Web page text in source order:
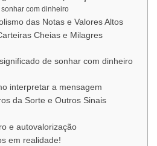
com dinheiro
das Notas e Valores Altos
Cheias e Milagres
de sonhar com dinheiro
interpretar a mensagem
da Sorte e Outros Sinais
e autovalorização
em realidade!